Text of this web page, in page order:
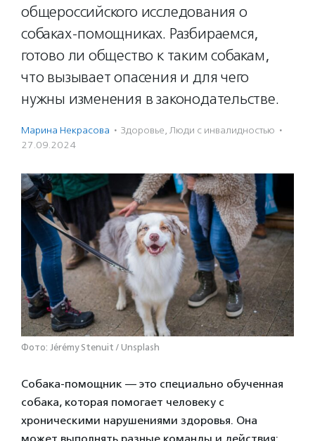
общероссийского исследования о
собаках-помощниках. Разбираемся,
готово ли общество к таким собакам,
что вызывает опасения и для чего
нужны изменения в законодательстве.
Марина Некрасова · Здоровье, Люди с инвалидностью ·
27.09.2024
Фото: Jérémy Stenuit / Unsplash
Собака-помощник — это специально обученная
собака, которая помогает человеку с
хроническими нарушениями здоровья. Она